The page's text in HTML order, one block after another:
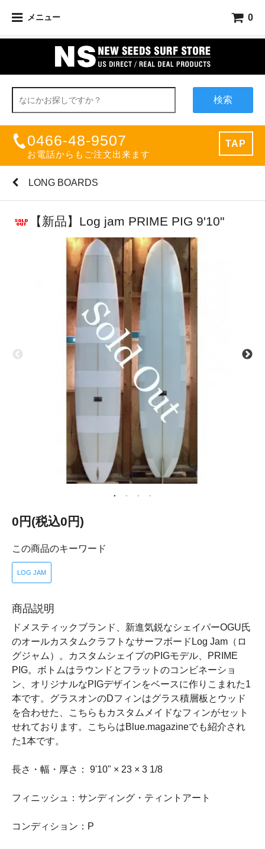
メニュー 0
検索
0466-48-9507
お電話からもご注文出来ます
TAP
LONG BOARDS
【新品】Log jam PRIME PIG 9'10"
0円(税込0円)
この商品のキーワード
LOG JAM
商品説明
ドメスティックブランド、新進気鋭なシェイパーOGU氏
のオールカスタムクラフトなサーフボードLog Jam（ロ
グジャム）。カスタムシェイプのPIGモデル、PRIME
PIG。ボトムはラウンドとフラットのコンビネーショ
ン、オリジナルなPIGデザインをベースに作りこまれた1
本です。グラスオンのDフィンはグラス積層板とウッド
を合わせた、こちらもカスタムメイドなフィンがセット
せれております。こちらはBlue.magazineでも紹介され
た1本です。
長さ・幅・厚さ： 9'10" × 23 × 3 1/8
フィニッシュ：サンディング・ティントアート
コンディション：P